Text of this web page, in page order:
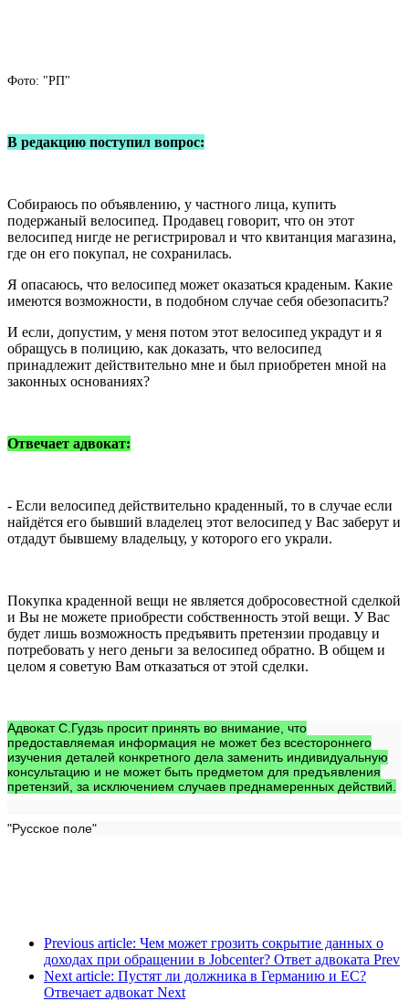
Фото: "РП"
В редакцию поступил вопрос:
Собираюсь по объявлению, у частного лица, купить
подержаный велосипед. Продавец говорит, что он этот
велосипед нигде не регистрировал и что квитанция магазина,
где он его покупал, не сохранилась.
Я опасаюсь, что велосипед может оказаться краденым. Какие
имеются возможности, в подобном случае себя обезопасить?
И если, допустим, у меня потом этот велосипед украдут и я
обращусь в полицию, как доказать, что велосипед
принадлежит действительно мне и был приобретен мной на
законных основаниях?
Отвечает адвокат:
- Если велосипед действительно краденный, то в случае если
найдётся его бывший владелец этот велосипед у Вас заберут и
отдадут бывшему владельцу, у которого его украли.
Покупка краденной вещи не является добросовестной сделкой
и Вы не можете приобрести собственность этой вещи. У Вас
будет лишь возможность предъявить претензии продавцу и
потребовать у него деньги за велосипед обратно. В общем и
целом я советую Вам отказаться от этой сделки.
Адвокат С.Гудзь просит принять во внимание, что
предоставляемая информация не может без всестороннего
изучения деталей конкретного дела заменить индивидуальную
консультацию и не может быть предметом для предъявления
претензий, за исключением случаев преднамеренных действий.
"Русское поле"
Previous article: Чем может грозить сокрытие данных о
доходах при обращении в Jobcenter? Ответ адвоката Prev
Next article: Пустят ли должника в Германию и ЕС?
Отвечает адвокат Next